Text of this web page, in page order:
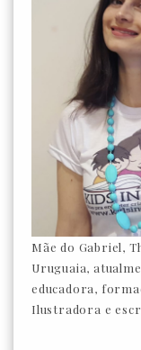
Mãe do Gabriel,
Uruguaia,
educadora,
Ilustradora e